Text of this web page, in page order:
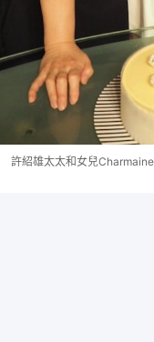
許紹雄太太和女兒